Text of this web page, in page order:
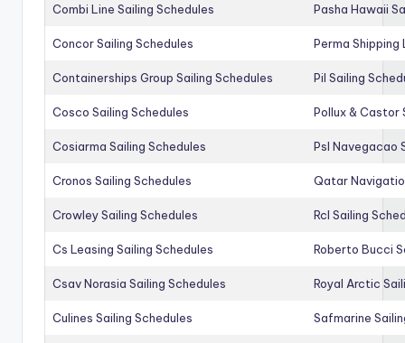
Combi Line Sailing Schedules Pasha Hawaii
Concor Sailing Schedules Perma Shipping
Containerships Group Sailing Schedules Pil Sailing
Cosco Sailing Schedules Pollux & Castor
Cosiarma Sailing Schedules Psl Navegacao
Cronos Sailing Schedules Qatar
Crowley Sailing Schedules Rcl Sailing
Cs Leasing Sailing Schedules Roberto Bucci
Csav Norasia Sailing Schedules Royal Arctic
Culines Sailing Schedules Safmarine